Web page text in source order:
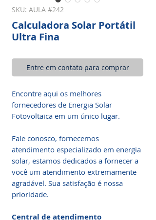
SKU: AULA #242
Calculadora Solar Portátil
Ultra Fina
Entre em contato para comprar
Encontre aqui os melhores
fornecedores de Energia Solar
Fotovoltaica em um único lugar.
Fale conosco, fornecemos
atendimento especializado em energia
solar, estamos dedicados a fornecer a
você um atendimento extremamente
agradável. Sua satisfação é nossa
prioridade.
Central de atendimento